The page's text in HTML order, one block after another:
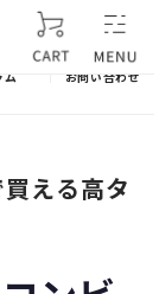
ム お問い合わせ
える高タ